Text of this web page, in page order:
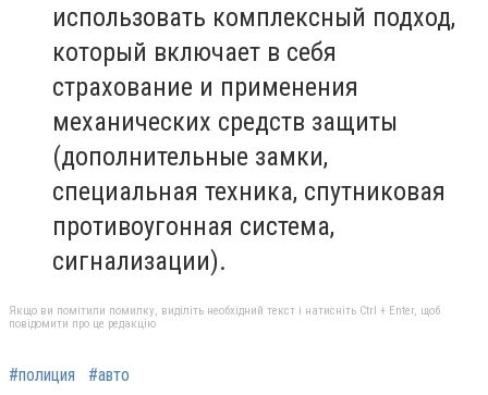
использовать комплексный подход,
который включает в себя
страхование и применения
механических средств защиты
(дополнительные замки,
специальная техника, спутниковая
противоугонная система,
сигнализации).
Якщо ви помітили помилку, виділіть необхідний текст і натисніть Ctrl + Enter, щоб
повідомити про це редакцію
#полиция #авто